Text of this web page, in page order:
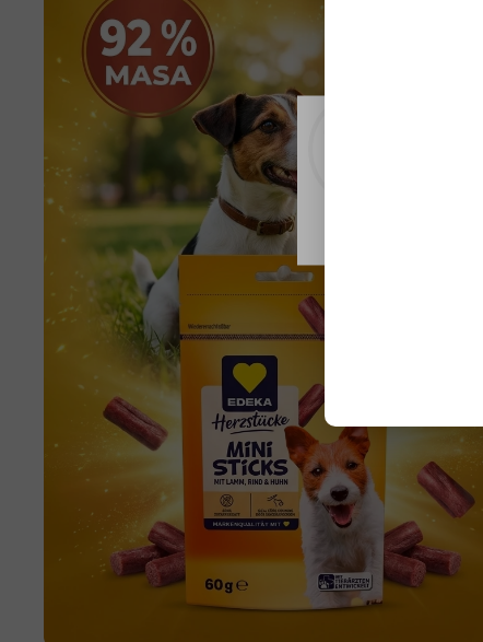
Rádi vám
tomu soubory